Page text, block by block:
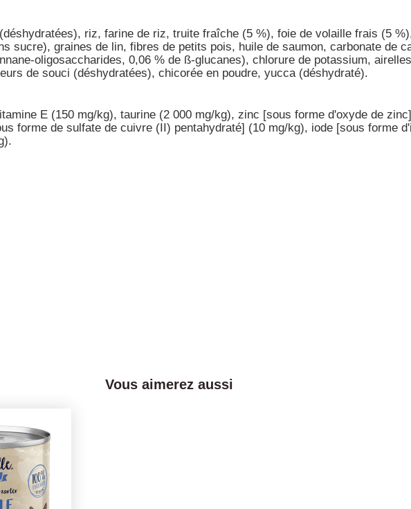
riz, farine de riz, truite fraîche (5 %), foie de volaille frais (5
sucre), graines de lin, fibres de petits pois, huile de saumon, carbonate de
oligosaccharides, 0,06 % de ß-glucanes), chlorure de potassium,
de souci (déshydratées), chicorée en poudre, yucca (déshydraté).
E (150 mg/kg), taurine (2 000 mg/kg), zinc [sous forme d'oxyde de
forme de sulfate de cuivre (II) pentahydraté] (10 mg/kg), iode [sous forme
Vous aimerez aussi